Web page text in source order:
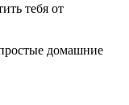
тебя от
домашние